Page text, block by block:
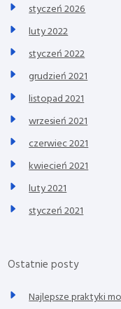
styczeń 2026
luty 2022
styczeń 2022
grudzień 2021
listopad 2021
wrzesień 2021
czerwiec 2021
kwiecień 2021
luty 2021
styczeń 2021
Ostatnie posty
Najlepsze praktyki